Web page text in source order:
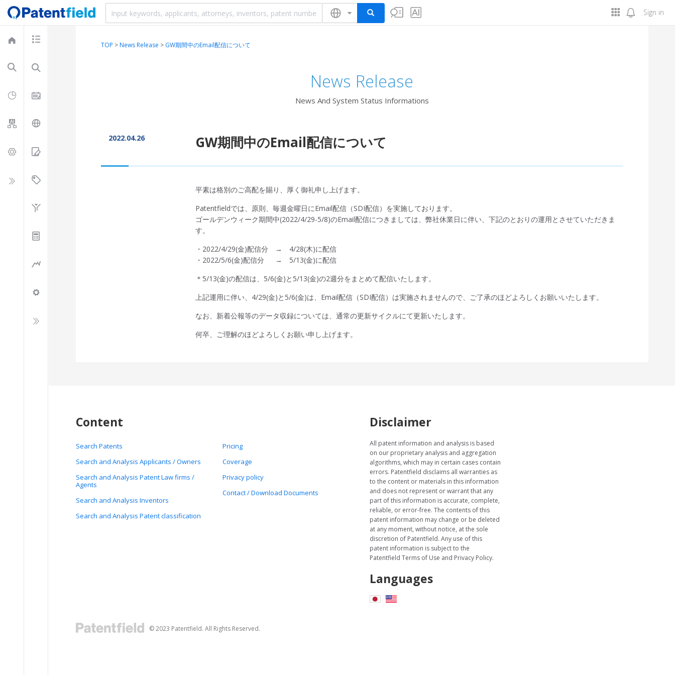
Sign in
TOP >News Release > GW期間中のEmail配信について
News Release
News And System Status Informations
2022.04.26 GW期間中のEmail配信について
平素は格別のご高配を賜り、厚く御礼申し上げます。
Patentfieldでは、原則、毎週金曜日にEmail配信（SDI配信）を実施しております。
ゴールデンウィーク期間中(2022/4/29-5/8)のEmail配信につきましては、弊社休業日に伴い、下記のとおりの運用とさせていただきま
す。
・2022/4/29(金)配信分 → 4/28(木)に配信
・2022/5/6(金)配信分 → 5/13(金)に配信
＊5/13(金)の配信は、5/6(金)と5/13(金)の2週分をまとめて配信いたします。
上記運用に伴い、4/29(金)と5/6(金)は、Email配信（SDI配信）は実施されませんので、ご了承のほどよろしくお願いいたします。
なお、新着公報等のデータ収録については、通常の更新サイクルにて更新いたします。
何卒、ご理解のほどよろしくお願い申し上げます。
Content
Search Patents
Search and Analysis Applicants / Owners
Search and Analysis Patent Law firms /
Agents
Search and Analysis Inventors
Search and Analysis Patent classification
Pricing
Coverage
Privacy policy
Contact / Download Documents
Disclaimer
All patent information and analysis is based
on our proprietary analysis and aggregation
algorithms, which may in certain cases contain
errors. Patentfield disclaims all warranties as
to the content or materials in this information
and does not represent or warrant that any
part of this information is accurate, complete,
reliable, or error-free. The contents of this
patent information may change or be deleted
at any moment, without notice, at the sole
discretion of Patentfield. Any use of this
patent information is subject to the
Patentfield Terms of Use and Privacy Policy.
Languages
© 2023 Patentfield. All Rights Reserved.